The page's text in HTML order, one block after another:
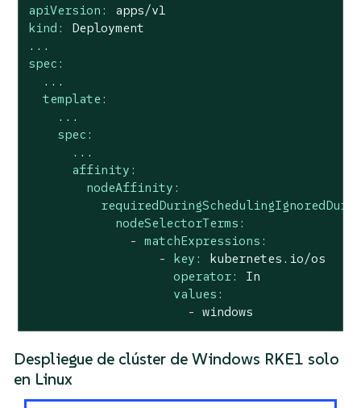
apiVersion:
apps/v1
kind:
Deployment
...
spec:
...
template:
...
spec:
...
affinity:
nodeAffinity:
nodeSelectorTerms:
- matchExpressions:
-
key:
kubernetes.io/os
operator:
In
values:
- windows
Despliegue de clúster de Windows RKE1 solo
en Linux